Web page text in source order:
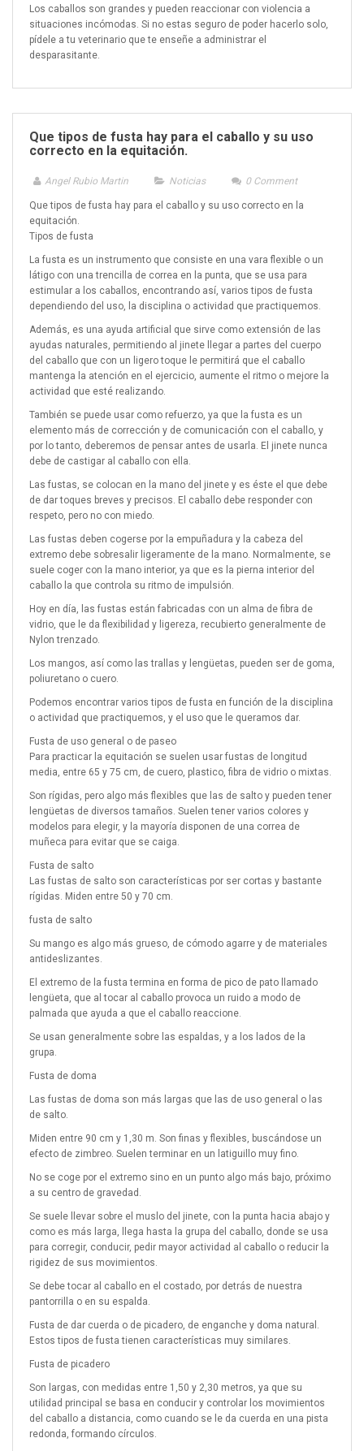
Los caballos son grandes y pueden reaccionar con violencia a
situaciones incómodas. Si no estas seguro de poder hacerlo solo,
pídele a tu veterinario que te enseñe a administrar el
desparasitante.
Que tipos de fusta hay para el caballo y su uso
correcto en la equitación.
Angel Rubio Martin Noticias 0Comment
Que tipos de fusta hay para el caballo y su uso correcto en la
equitación.
Tipos de fusta
La fusta es un instrumento que consiste en una vara flexible o un
látigo con una trencilla de correa en la punta, que se usa para
estimular a los caballos, encontrando así, varios tipos de fusta
dependiendo del uso, la disciplina o actividad que practiquemos.
Además, es una ayuda artificial que sirve como extensión de las
ayudas naturales, permitiendo al jinete llegar a partes del cuerpo
del caballo que con un ligero toque le permitirá que el caballo
mantenga la atención en el ejercicio, aumente el ritmo o mejore la
actividad que esté realizando.
También se puede usar como refuerzo, ya que la fusta es un
elemento más de corrección y de comunicación con el caballo, y
por lo tanto, deberemos de pensar antes de usarla. El jinete nunca
debe de castigar al caballo con ella.
Las fustas, se colocan en la mano del jinete y es éste el que debe
de dar toques breves y precisos. El caballo debe responder con
respeto, pero no con miedo.
Las fustas deben cogerse por la empuñadura y la cabeza del
extremo debe sobresalir ligeramente de la mano. Normalmente, se
suele coger con la mano interior, ya que es la pierna interior del
caballo la que controla su ritmo de impulsión.
Hoy en día, las fustas están fabricadas con un alma de fibra de
vidrio, que le da flexibilidad y ligereza, recubierto generalmente de
Nylon trenzado.
Los mangos, así como las trallas y lengüetas, pueden ser de goma,
poliuretano o cuero.
Podemos encontrar varios tipos de fusta en función de la disciplina
o actividad que practiquemos, y el uso que le queramos dar.
Fusta de uso general o de paseo
Para practicar la equitación se suelen usar fustas de longitud
media, entre 65 y 75 cm, de cuero, plastico, fibra de vidrio o mixtas.
Son rígidas, pero algo más flexibles que las de salto y pueden tener
lengüetas de diversos tamaños. Suelen tener varios colores y
modelos para elegir, y la mayoría disponen de una correa de
muñeca para evitar que se caiga.
Fusta de salto
Las fustas de salto son características por ser cortas y bastante
rígidas. Miden entre 50 y 70 cm.
fusta de salto
Su mango es algo más grueso, de cómodo agarre y de materiales
antideslizantes.
El extremo de la fusta termina en forma de pico de pato llamado
lengüeta, que al tocar al caballo provoca un ruido a modo de
palmada que ayuda a que el caballo reaccione.
Se usan generalmente sobre las espaldas, y a los lados de la
grupa.
Fusta de doma
Las fustas de doma son más largas que las de uso general o las
de salto.
Miden entre 90 cm y 1,30 m. Son finas y flexibles, buscándose un
efecto de zimbreo. Suelen terminar en un latiguillo muy fino.
No se coge por el extremo sino en un punto algo más bajo, próximo
a su centro de gravedad.
Se suele llevar sobre el muslo del jinete, con la punta hacia abajo y
como es más larga, llega hasta la grupa del caballo, donde se usa
para corregir, conducir, pedir mayor actividad al caballo o reducir la
rigidez de sus movimientos.
Se debe tocar al caballo en el costado, por detrás de nuestra
pantorrilla o en su espalda.
Fusta de dar cuerda o de picadero, de enganche y doma natural.
Estos tipos de fusta tienen características muy similares.
Fusta de picadero
Son largas, con medidas entre 1,50 y 2,30 metros, ya que su
utilidad principal se basa en conducir y controlar los movimientos
del caballo a distancia, como cuando se le da cuerda en una pista
redonda, formando círculos.